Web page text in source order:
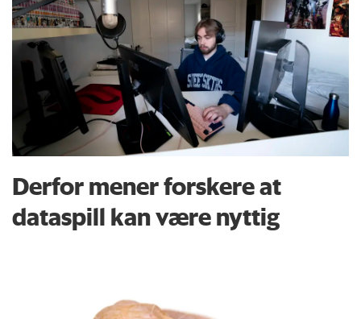
Derfor mener forskere at
dataspill kan være nyttig